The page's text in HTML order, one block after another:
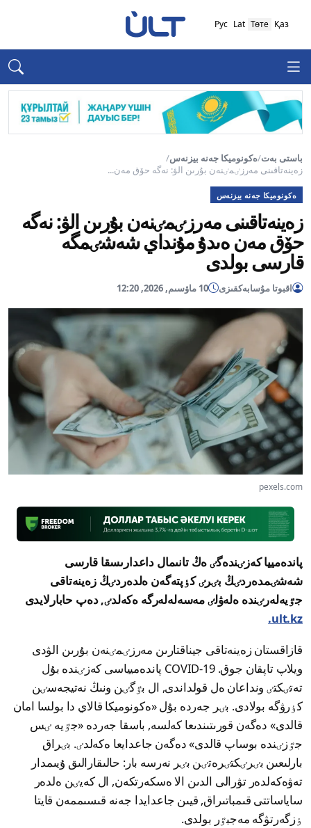
Қаз
Төте
Lat
Рус
باستى بەت/ەكونوميكا جەنە بيزنەس/
زەينەتاقىنى مەرزٸمٸنەن بۇرىن الۋ: نەگە حۆق مەن...
ەكونوميكا جەنە بيزنەس
زەينەتاقىنى مەرزٸمٸنەن بۇرىن الۋ: نەگە
حۆق مەن ەىدۇ مۇنداي شەشٸمگە
قارسى بولدى
اقبوتا مۇسابەكقىزى 10 ماۋسىم, 2026, 12:20
pexels.com
پاندەمييا كەزٸندەگٸ ەڭ تانىمال داعدارىسقا قارسى
شەشٸمدەردٸڭ بٸرٸ كٶپتەگەن ەلدەردٸڭ زەينەتاقى
جٷيەلەرٸندە ەلەۋلٸ مەسەلەلەرگە ەكەلدٸ, دەپ حابارلايدى
ult.kz.
قازاقستان زەينەتاقى جيناقتارىن مەرزٸمٸنەن بۇرىن الۋدى
ويلاپ تاپقان جوق. COVID-19 پاندەميياسى كەزٸندە بۇل
تەتٸكتٸ ونداعان ەل قولداندى, ال بٷگٸن ونىڭ نەتيجەسٸن
كٶرۋگە بولادى. بٸر جەردە بۇل «ەكونوميكا قالاي دا بولسا امان
قالدى» دەگەن قورىتىندىعا كەلسە, باسقا جەردە «جٷيە ٸس
جٷزٸندە بوساپ قالدى» دەگەن جاعدايعا ەكەلدٸ. بٸراق
بارلىعىن بٸرٸكتٸرەتٸن بٸر نەرسە بار: حالىقارالىق ۇيىمدار
تەۋەكەلدەر تۋرالى الدىن الا ەسكەرتكەن, ال كەيٸن ەلدەر
ساياساتتى قىمباتىراق, قيىن جاعدايدا جەنە قىسىممەن قايتا
ٶزگەرتۋگە مەجبٷر بولدى.